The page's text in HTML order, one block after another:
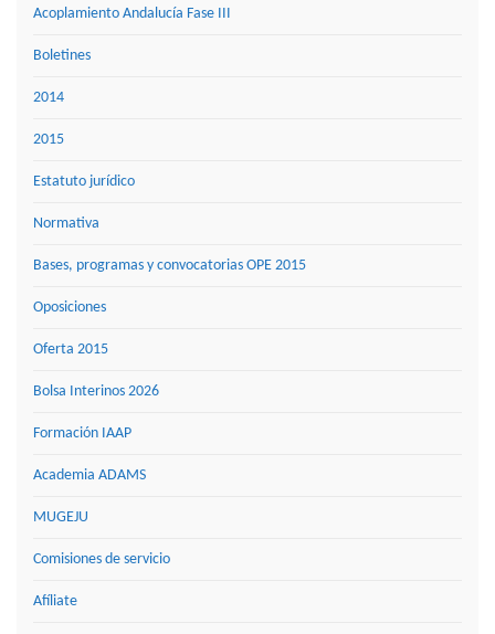
Acoplamiento Andalucía Fase III
Boletines
2014
2015
Estatuto jurídico
Normativa
Bases, programas y convocatorias OPE 2015
Oposiciones
Oferta 2015
Bolsa Interinos 2026
Formación IAAP
Academia ADAMS
MUGEJU
Comisiones de servicio
Afíliate